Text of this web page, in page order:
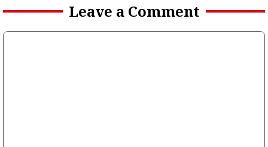
Leave a Comment
Comment